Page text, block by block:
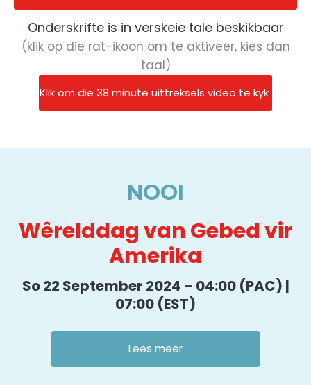
Onderskrifte is in verskeie tale beskikbaar
(klik op die rat-ikoon om te aktiveer, kies dan
taal)
Klik om die 38 minute uittreksels video te kyk
NOOI
Wêrelddag van Gebed vir
Amerika
So 22 September 2024 – 04:00 (PAC) |
07:00 (EST)
Lees meer